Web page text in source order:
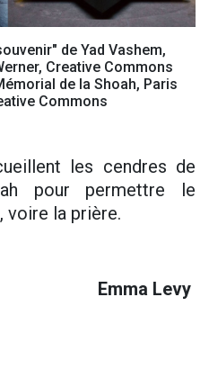
de Yad Vashem,
Creative Commons
de la Shoah, Paris
Commons
les cendres de
pour permettre le
voire la prière.
Emma Levy